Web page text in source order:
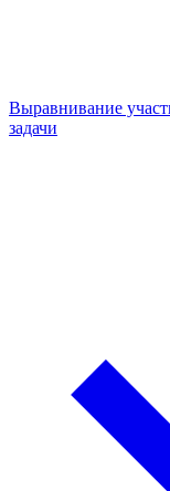
Выравнивание
задачи